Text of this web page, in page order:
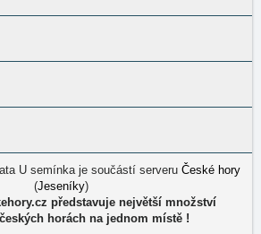
U semínka je součástí serveru České hory
(Jeseníky)
představuje největší množství
horách na jednom místě !